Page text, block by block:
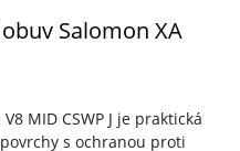
Salomon XA
MID CSWP J je praktická
s ochranou proti